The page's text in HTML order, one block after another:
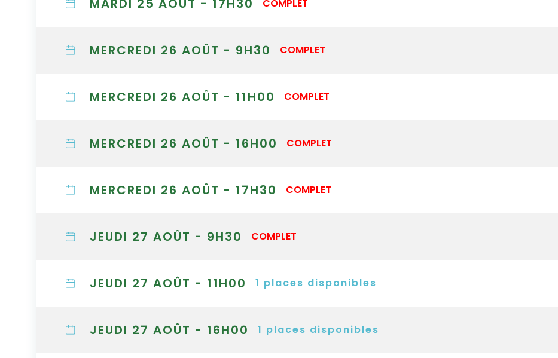
MARDI 25 AOÛT - 17H30 COMPLET
MERCREDI 26 AOÛT - 9H30 COMPLET
MERCREDI 26 AOÛT - 11H00 COMPLET
MERCREDI 26 AOÛT - 16H00 COMPLET
MERCREDI 26 AOÛT - 17H30 COMPLET
JEUDI 27 AOÛT - 9H30 COMPLET
JEUDI 27 AOÛT - 11H00 1 places disponibles
JEUDI 27 AOÛT - 16H00 1 places disponibles